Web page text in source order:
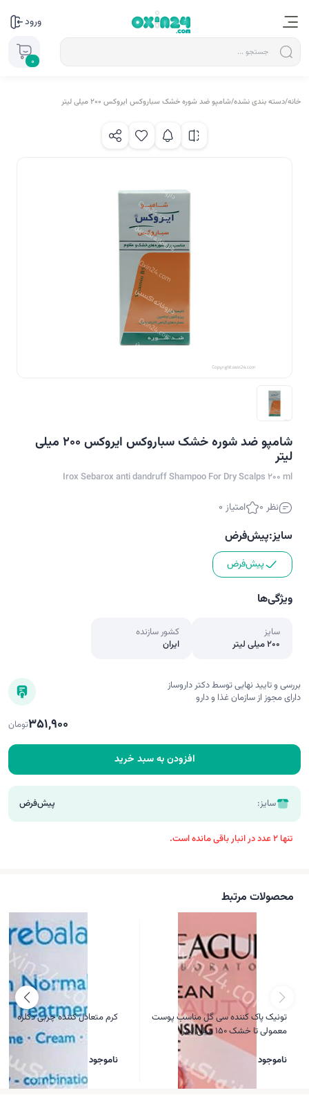
ورود
0
خانه/دسته بندی نشده/شامپو ضد شوره خشک سباروکس ایروکس ۲۰۰ میلی لیتر
شامپو ضد شوره خشک سباروکس ایروکس ۲۰۰ میلی
لیتر
Irox Sebarox anti dandruff Shampoo For Dry Scalps 200 ml
نظر 0 امتیاز 0
سایز:پیش‌فرض
پیش‌فرض
ویژگی‌ها
سایز
200 میلی لیتر
کشور سازنده
ایران
بررسی و تایید نهایی توسط دکتر داروساز
دارای مجوز از سازمان غذا و دارو
351,900تومان
افزودن به سبد خرید
سایز: پیش‌فرض
تنها 2 عدد در انبار باقی مانده است.
محصولات مرتبط
تونیک پاک کننده سی گل مناسب پوست
معمولی تا خشک ۱۵۰ میلی لیتر
ناموجود
کرم متعادل کننده چربی دکلره
ناموجود